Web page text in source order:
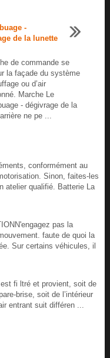
-
de la lunette
de commande se
la façade du système
ou d’air
Marche Le
- dégivrage de la
ne pe ...
conformément au
Sinon, faites-les
atelier qualifié. Batterie La
pas la
faute de quoi la
Sur certains véhicules, il
est fi ltré et provient, soit de
brise, soit de l’intérieur
entrant suit différen ...